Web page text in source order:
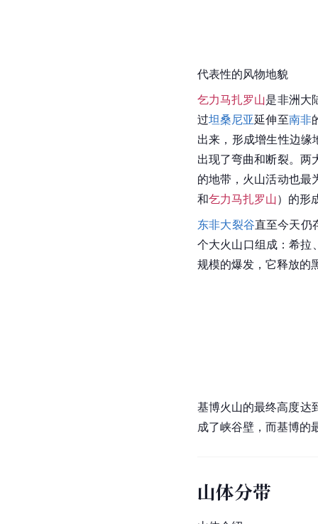
代表性的风物地貌
乞力马扎罗山是非洲大
过坦桑尼亚延伸至南非
出来，形成增生性边
出现了弯曲和断裂。两
的地带，火山活动也最
和乞力马扎罗山）的形
东非大裂谷直至今天仍
个大火山口组成：希拉
规模的爆发，它释放的
基博火山的最终高度达
成了峡谷壁，而基博的
山体分带